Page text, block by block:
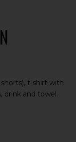
t-shirt with
drink and towel.